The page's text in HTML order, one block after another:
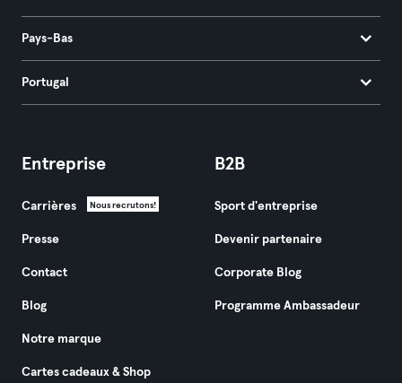
Pays-Bas
Portugal
Entreprise
Carrières Nous recrutons!
Presse
Contact
Blog
Notre marque
Cartes cadeaux & Shop
B2B
Sport d'entreprise
Devenir partenaire
Corporate Blog
Programme Ambassadeur